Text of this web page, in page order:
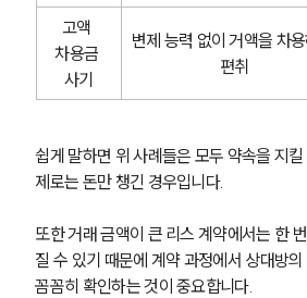
고액
차용금
사기
변제 능력 없이 거액을 차
편취
쉽게 말하면 위 사례들은 모두 약속을 지
제로는 돈만 챙긴 경우입니다.
또한 거래 금액이 큰 리스 계약에서는 한
질 수 있기 때문에 계약 과정에서 상대방
꼼꼼히 확인하는 것이 중요합니다.